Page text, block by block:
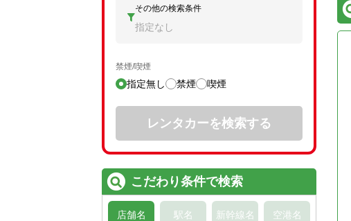
その他の検索条件
指定なし
禁煙/喫煙
指定無し 禁煙 喫煙
レンタカーを検索する
こだわり条件で検索
店舗名 駅名 新幹線名 空港名